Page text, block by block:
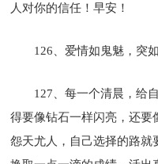
人对你的信任！早安！
126、爱情如鬼魅，突
127、每一个清晨，给
得要像钻石一样闪亮，还要
怨天尤人，自己选择的路就